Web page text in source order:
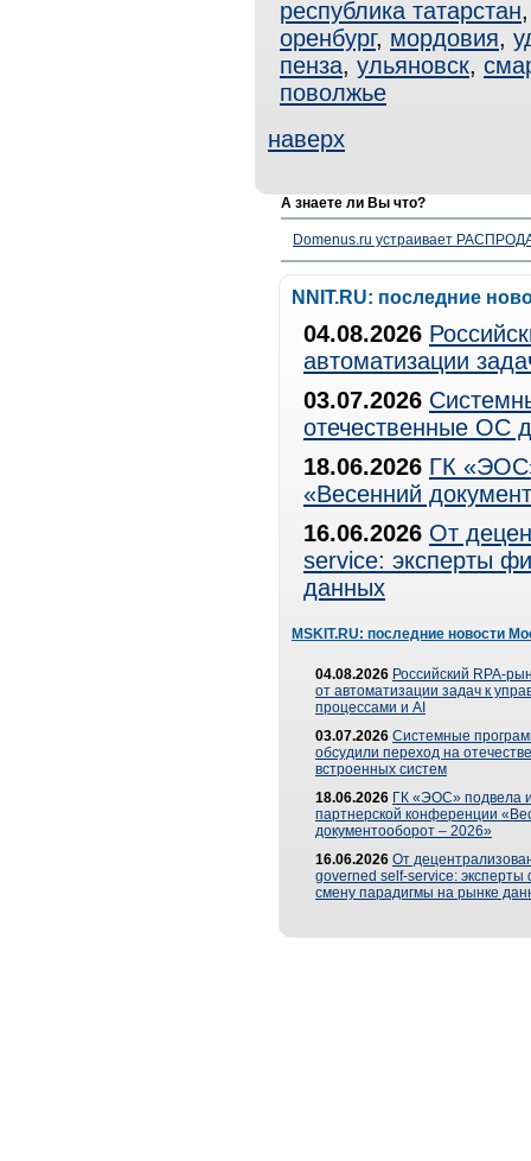
республика татарстан
оренбург, мордовия,
пенза, ульяновск,
поволжье
наверх
А знаете ли Вы что?
Domenus.ru устраивает
NNIT.RU: последние
04.08.2026
автоматизации
03.07.2026
отечественные ОС
18.06.2026 ГК
«Весенний
16.06.2026 От
service: эксперты
данных
MSKIT.RU: последние новости
04.08.2026 Российский RPA-
от автоматизации задач к
процессами и AI
03.07.2026 Системные
обсудили переход на
встроенных систем
18.06.2026 ГК «ЭОС» подвела
партнерской конференции
документооборот – 2026»
16.06.2026 От
governed self-service: эксперты
смену парадигмы на рынке